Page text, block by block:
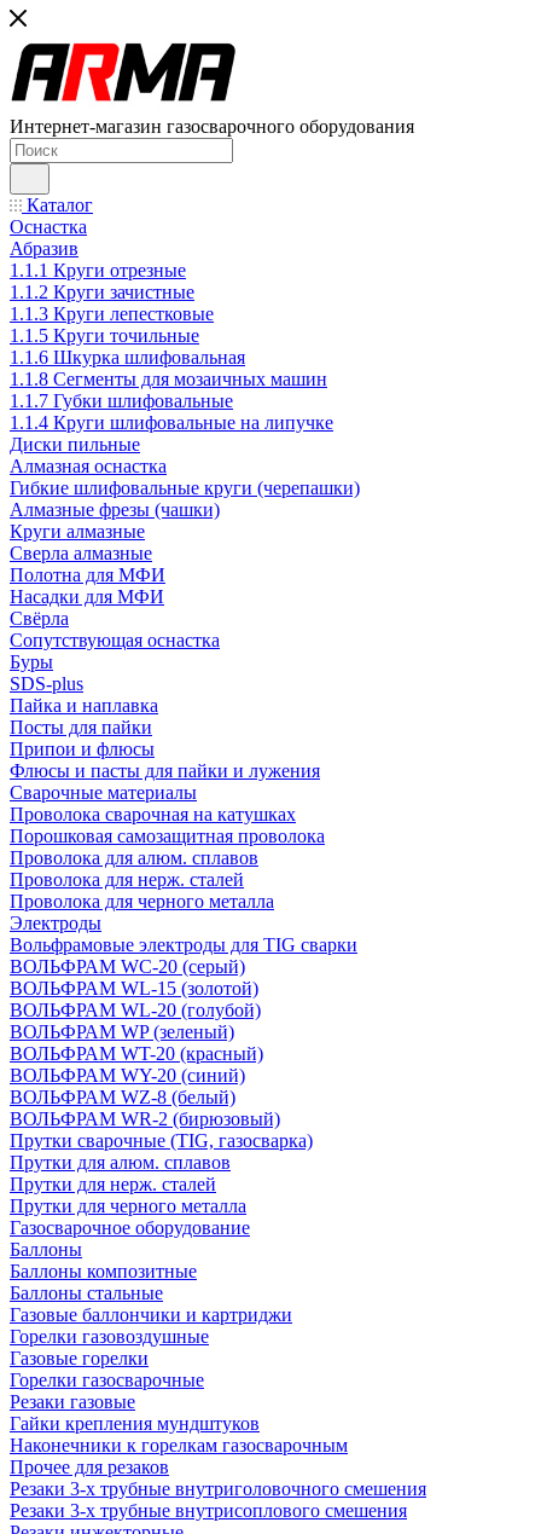
Интернет-магазин газосварочного оборудования
Каталог
Оснастка
Абразив
1.1.1 Круги отрезные
1.1.2 Круги зачистные
1.1.3 Круги лепестковые
1.1.5 Круги точильные
1.1.6 Шкурка шлифовальная
1.1.8 Сегменты для мозаичных машин
1.1.7 Губки шлифовальные
1.1.4 Круги шлифовальные на липучке
Диски пильные
Алмазная оснастка
Гибкие шлифовальные круги (черепашки)
Алмазные фрезы (чашки)
Круги алмазные
Сверла алмазные
Полотна для МФИ
Насадки для МФИ
Свёрла
Сопутствующая оснастка
Буры
SDS-plus
Пайка и наплавка
Посты для пайки
Припои и флюсы
Флюсы и пасты для пайки и лужения
Сварочные материалы
Проволока сварочная на катушках
Порошковая самозащитная проволока
Проволока для алюм. сплавов
Проволока для нерж. сталей
Проволока для черного металла
Электроды
Вольфрамовые электроды для TIG сварки
ВОЛЬФРАМ WC-20 (серый)
ВОЛЬФРАМ WL-15 (золотой)
ВОЛЬФРАМ WL-20 (голубой)
ВОЛЬФРАМ WP (зеленый)
ВОЛЬФРАМ WT-20 (красный)
ВОЛЬФРАМ WY-20 (синий)
ВОЛЬФРАМ WZ-8 (белый)
ВОЛЬФРАМ WR-2 (бирюзовый)
Прутки сварочные (TIG, газосварка)
Прутки для алюм. сплавов
Прутки для нерж. сталей
Прутки для черного металла
Газосварочное оборудование
Баллоны
Баллоны композитные
Баллоны стальные
Газовые баллончики и картриджи
Горелки газовоздушные
Газовые горелки
Горелки газосварочные
Резаки газовые
Гайки крепления мундштуков
Наконечники к горелкам газосварочным
Прочее для резаков
Резаки 3-х трубные внутриголовочного смешения
Резаки 3-х трубные внутрисоплового смешения